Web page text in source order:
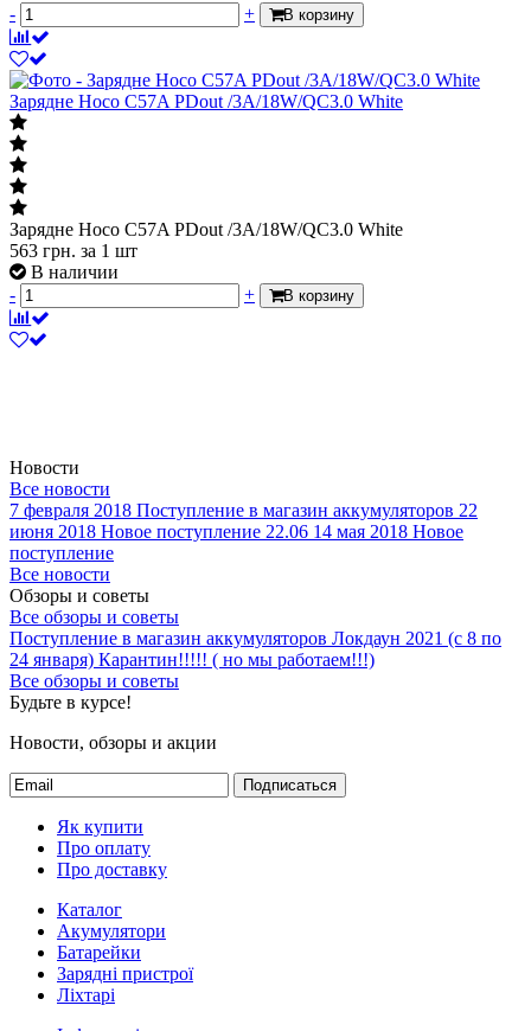
-
+ В корзину
Зарядне Hoco C57A PDout /3A/18W/QC3.0 White
Зарядне Hoco C57A PDout /3A/18W/QC3.0 White
563 грн. за 1 шт
В наличии
-
+ В корзину
Новости
Все новости
7 февраля 2018 Поступление в магазин аккумуляторов 22
июня 2018 Новое поступление 22.06 14 мая 2018 Новое
поступление
Все новости
Обзоры и советы
Все обзоры и советы
Поступление в магазин аккумуляторов Локдаун 2021 (с 8 по
24 января) Карантин!!!!! ( но мы работаем!!!)
Все обзоры и советы
Будьте в курсе!
Новости, обзоры и акции
Подписаться
Як купити
Про оплату
Про доставку
Каталог
Акумулятори
Батарейки
Зарядні пристрої
Ліхтарі